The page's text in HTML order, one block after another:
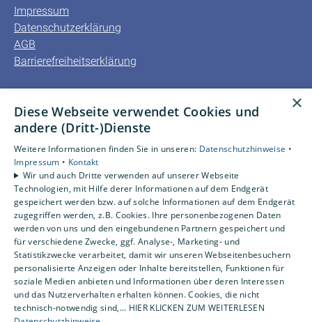
Impressum
Datenschutzerklärung
AGB
Barrierefreiheitserklärung
Privatkunden
Gewerbekunden
Karriere
Unternehmen
Kontakt
Um externe HTML-Inhalte anzuzeigen, benötigen wir
Ihre Einwilligung.
Weitere Informationen finden Sie in unserer
Datenschutzerklärung.
Cookie-Einstellungen öffnen
×
Diese Webseite verwendet Cookies und
andere (Dritt-)Dienste
Weitere Informationen finden Sie in unseren: Datenschutzhinweise •
Impressum • Kontakt
Wir und auch Dritte verwenden auf unserer Webseite
Technologien, mit Hilfe derer Informationen auf dem Endgerät
gespeichert werden bzw. auf solche Informationen auf dem Endgerät
zugegriffen werden, z.B. Cookies. Ihre personenbezogenen Daten
werden von uns und den eingebundenen Partnern gespeichert und
für verschiedene Zwecke, ggf. Analyse-, Marketing- und
Statistikzwecke verarbeitet, damit wir unseren Webseitenbesuchern
personalisierte Anzeigen oder Inhalte bereitstellen, Funktionen für
soziale Medien anbieten und Informationen über deren Interessen
und das Nutzerverhalten erhalten können. Cookies, die nicht
technisch-notwendig sind,... HIER KLICKEN ZUM WEITERLESEN